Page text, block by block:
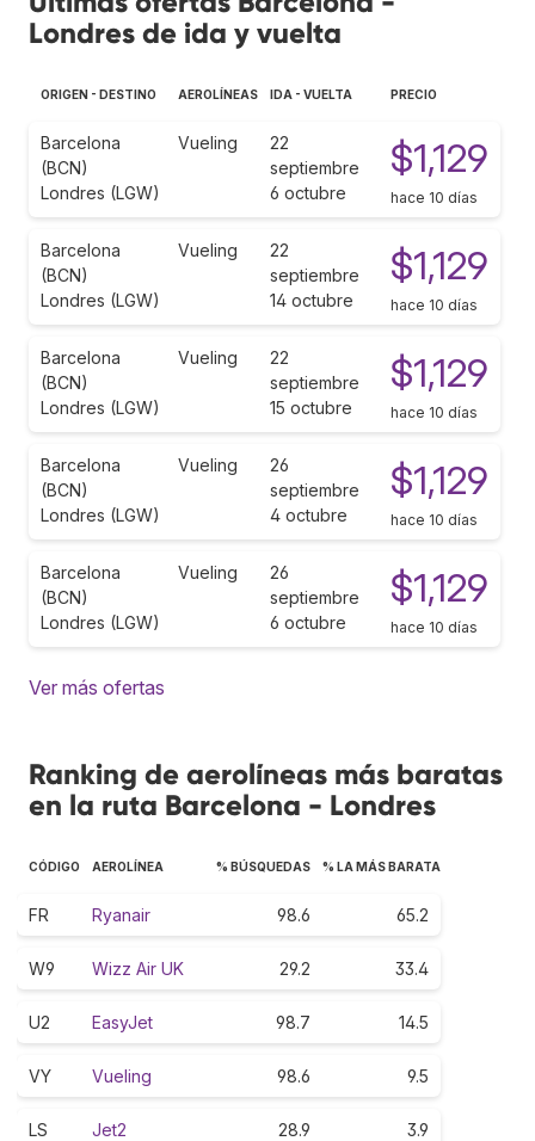
Londres de ida y vuelta
ORIGEN - DESTINO AEROLÍNEAS IDA - VUELTA PRECIO
Barcelona
(BCN)
Londres (LGW)
Vueling
22
septiembre
6 octubre
$1,129
hace 10 días
Barcelona
(BCN)
Londres (LGW)
Vueling
22
septiembre
14 octubre
$1,129
hace 10 días
Barcelona
(BCN)
Londres (LGW)
Vueling
22
septiembre
15 octubre
$1,129
hace 10 días
Barcelona
(BCN)
Londres (LGW)
Vueling
26
septiembre
4 octubre
$1,129
hace 10 días
Barcelona
(BCN)
Londres (LGW)
Vueling
26
septiembre
6 octubre
$1,129
hace 10 días
Ver más ofertas
Ranking de aerolíneas más baratas
en la ruta Barcelona - Londres
CÓDIGO AEROLÍNEA % BÚSQUEDAS % LA MÁS BARATA
FR Ryanair 98.6 65.2
W9 Wizz Air UK 29.2 33.4
U2 EasyJet 98.7 14.5
VY Vueling 98.6 9.5
LS Jet2 28.9 3.9